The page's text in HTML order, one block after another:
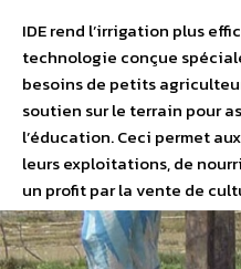
IDE rend l’irrigation plus
technologie conçue
besoins de petits
soutien sur le terrain pour
l’éducation. Ceci permet
leurs exploitations, de
un profit par la vente de